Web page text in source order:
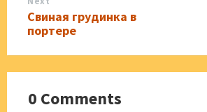
Свиная грудинка в
портере
0 Comments